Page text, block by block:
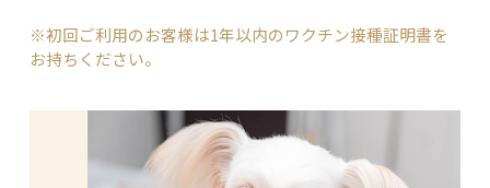
※初回ご利用のお客様は1年以内のワクチン接種証明書を
お持ちください。